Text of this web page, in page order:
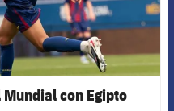
con Egipto